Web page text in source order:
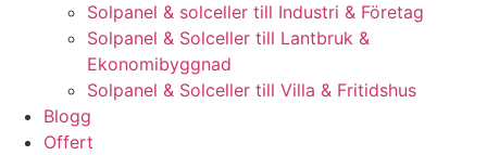
Solpanel & solceller till Industri & Företag
Solpanel & Solceller till Lantbruk &
Ekonomibyggnad
Solpanel & Solceller till Villa & Fritidshus
Blogg
Offert